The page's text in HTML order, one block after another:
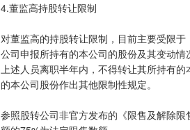
4.董监高持股转让限制
对董监高的持股转让限制，目前主要受限
公司申报所持有的本公司的股份及其变动
上述人员离职半年内，不得转让其所持有
的本公司股份作出其他限制性规定。
参照股转公司非官方发布的《限售及解除